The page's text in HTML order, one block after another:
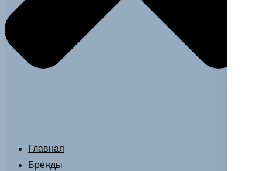
Главная
Бренды